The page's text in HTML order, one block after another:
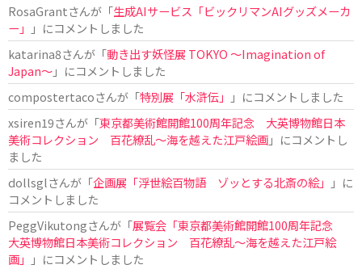
RosaGrantさんが「生成AIサービス「ビックリマンAIグッズメーカ
ー」
」にコメントしました
katarina8さんが「動き出す妖怪展 TOKYO 〜Imagination of
Japan〜」にコメントしました
compostertacoさんが「特別展「水滸伝」
」にコメントしました
xsiren19さんが「東京都美術館開館100周年記念 大英博物館日本
美術コレクション 百花繚乱～海を越えた江戸絵画」にコメントし
ました
dollsglさんが「企画展「浮世絵百物語 ゾッとする北斎の絵」
」に
コメントしました
PeggVikutongさんが「展覧会「東京都美術館開館100周年記念
大英博物館日本美術コレクション 百花繚乱〜海を越えた江戸絵
画」
」にコメントしました